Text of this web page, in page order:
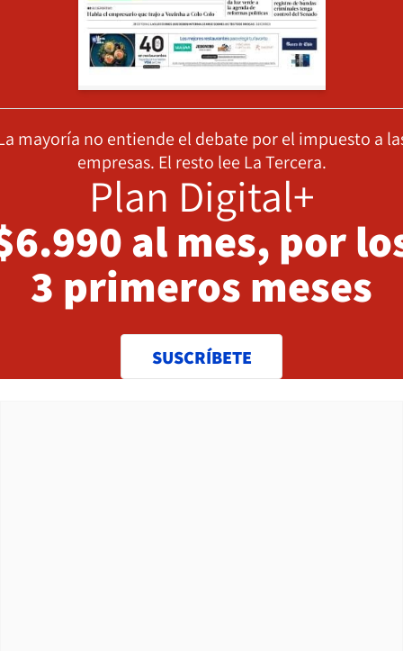
mayoría no entiende el debate por el impuesto a
empresas. El resto lee La Tercera.
Plan Digital+
al mes, por
3 primeros meses
SUSCRÍBETE